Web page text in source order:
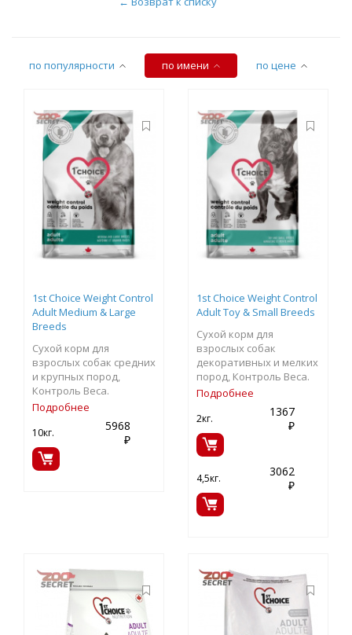
по популярности по имени по цене
1st Choice Weight Control
Adult Medium & Large
Breeds
Сухой корм для
взрослых собак средних
и крупных пород,
Контроль Веса.
Подробнее
10кг.
5968
₽
1st Choice Weight Control
Adult Toy & Small Breeds
Сухой корм для
взрослых собак
декоративных и мелких
пород, Контроль Веса.
Подробнее
2кг.
1367
₽
4,5кг.
3062
₽